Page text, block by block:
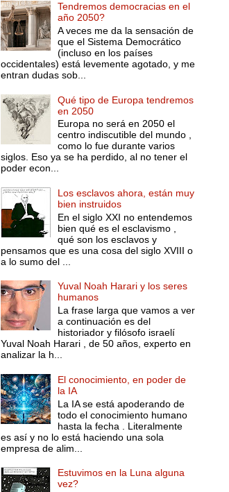
Tendremos democracias en el
año 2050?
A veces me da la sensación de
que el Sistema Democrático
(incluso en los países
occidentales) está levemente agotado, y me
entran dudas sob...
Qué tipo de Europa tendremos
en 2050
Europa no será en 2050 el
centro indiscutible del mundo ,
como lo fue durante varios
siglos. Eso ya se ha perdido, al no tener el
poder econ...
Los esclavos ahora, están muy
bien instruidos
En el siglo XXI no entendemos
bien qué es el esclavismo ,
qué son los esclavos y
pensamos que es una cosa del siglo XVIII o
a lo sumo del ...
Yuval Noah Harari y los seres
humanos
La frase larga que vamos a ver
a continuación es del
historiador y filósofo israelí
Yuval Noah Harari , de 50 años, experto en
analizar la h...
El conocimiento, en poder de
la IA
La IA se está apoderando de
todo el conocimiento humano
hasta la fecha . Literalmente
es así y no lo está haciendo una sola
empresa de alim...
Estuvimos en la Luna alguna
vez?